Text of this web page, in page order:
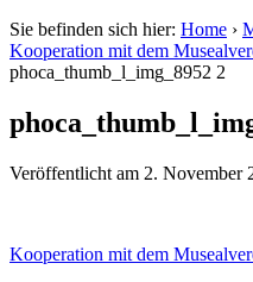
Sie befinden sich hier: Home ›
Kooperation mit dem
phoca_thumb_l_img_8952 2
Veröffentlicht am 2. November
Kooperation mit dem